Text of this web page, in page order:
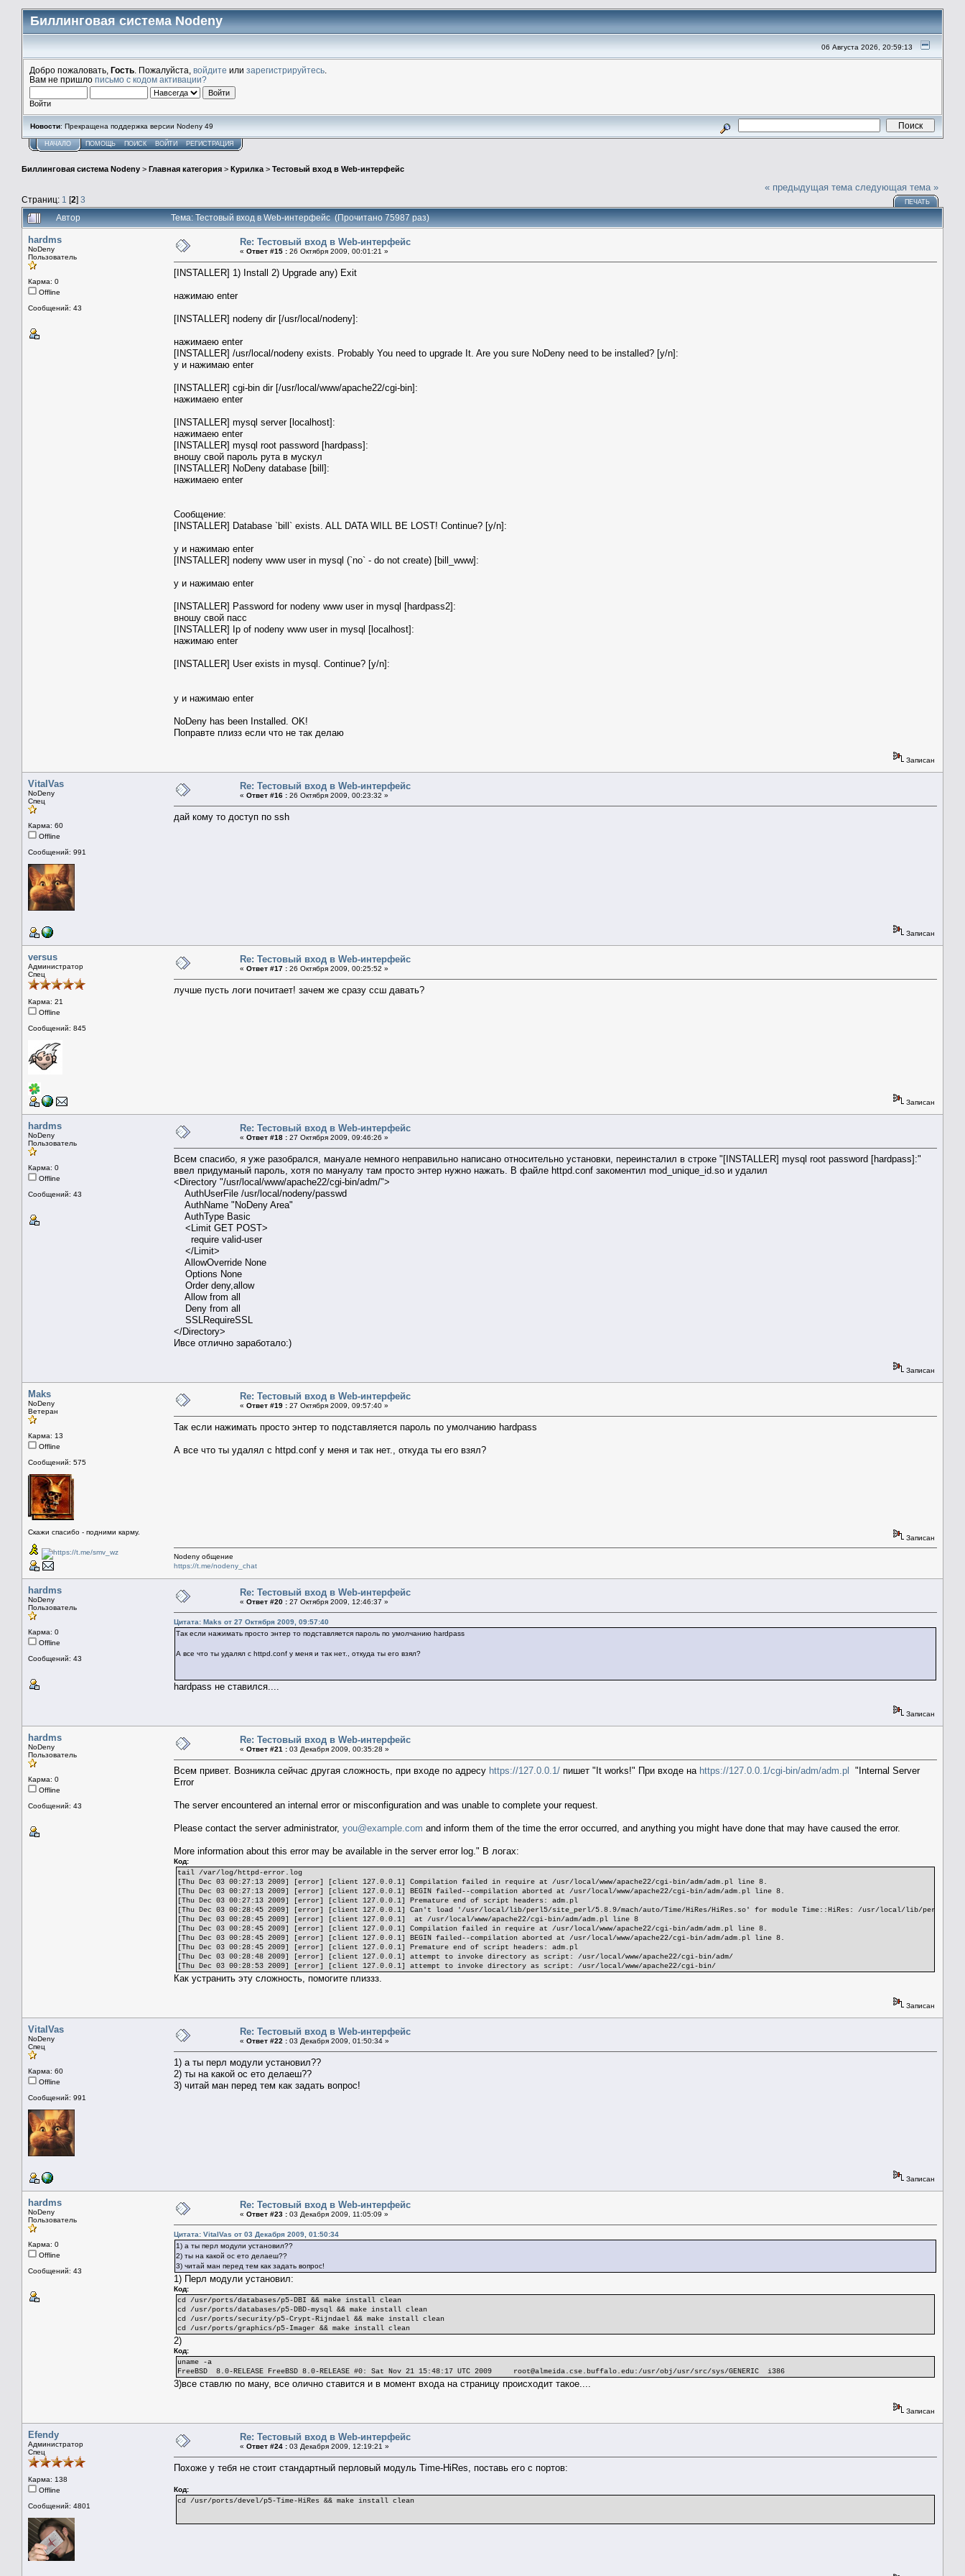
Биллинговая система Nodeny
06 Августа 2026, 20:59:13
Добро пожаловать, Гость . Пожалуйста, войдите или зарегистрируйтесь
Вам не пришло письмо с кодом активации?
Войти
Новости: Прекращена поддержка версии Nodeny 49
НАЧАЛО ПОМОЩЬ ПОИСК ВОЙТИ РЕГИСТРАЦИЯ
Биллинговая система Nodeny > Главная категория > Курилка > Тестовый вход в Web-интерфейс
Страниц: 1 [2] 3
« предыдущая тема следующая тема »
ПЕЧАТЬ
Автор Тема: Тестовый вход в Web-интерфейс (Прочитано 75987 раз)
hardms
NoDeny
Пользователь
Карма: 0
Offline
Сообщений: 43
Re: Тестовый вход в Web-интерфейс
« Ответ #15 : 26 Октября 2009, 00:01:21 »
[INSTALLER] 1) Install 2) Upgrade any) Exit
нажимаю enter
[INSTALLER] nodeny dir [/usr/local/nodeny]:
нажимаею enter
[INSTALLER] /usr/local/nodeny exists. Probably You need to upgrade It. Are you sure NoDeny need to be installed? [y/n]:
y и нажимаю enter
[INSTALLER] cgi-bin dir [/usr/local/www/apache22/cgi-bin]:
нажимаею enter
[INSTALLER] mysql server [localhost]:
нажимаею enter
[INSTALLER] mysql root password [hardpass]:
вношу свой пароль рута в мускул
[INSTALLER] NoDeny database [bill]:
нажимаею enter
Cообщение:
[INSTALLER] Database `bill` exists. ALL DATA WILL BE LOST! Continue? [y/n]:
y и нажимаю enter
[INSTALLER] nodeny www user in mysql (`no` - do not create) [bill_www]:
y и нажимаю enter
[INSTALLER] Password for nodeny www user in mysql [hardpass2]:
вношу свой пасс
[INSTALLER] Ip of nodeny www user in mysql [localhost]:
нажимаю enter
[INSTALLER] User exists in mysql. Continue? [y/n]:
y и нажимаю enter
NoDeny has been Installed. OK!
Поправте плизз если что не так делаю
Записан
VitalVas
NoDeny
Спец
Карма: 60
Offline
Сообщений: 991
Re: Тестовый вход в Web-интерфейс
« Ответ #16 : 26 Октября 2009, 00:23:32 »
дай кому то доступ по ssh
Записан
versus
Администратор
Спец
Карма: 21
Offline
Сообщений: 845
Re: Тестовый вход в Web-интерфейс
« Ответ #17 : 26 Октября 2009, 00:25:52 »
лучше пусть логи почитает! зачем же сразу ссш давать?
Записан
hardms
NoDeny
Пользователь
Карма: 0
Offline
Сообщений: 43
Re: Тестовый вход в Web-интерфейс
« Ответ #18 : 27 Октября 2009, 09:46:26 »
Всем спасибо, я уже разобрался, мануале немного неправильно написано относительно установки, переинсталил в строке "[INSTALLER] mysql root password [hardpass]:"
ввел придуманый пароль, хотя по мануалу там просто энтер нужно нажать. В файле httpd.conf закоментил mod_unique_id.so и удалил
<Directory "/usr/local/www/apache22/cgi-bin/adm/">
AuthUserFile /usr/local/nodeny/passwd
AuthName "NoDeny Area"
AuthType Basic
<Limit GET POST>
require valid-user
</Limit>
AllowOverride None
Options None
Order deny,allow
Allow from all
Deny from all
SSLRequireSSL
</Directory>
Ивсе отлично заработало:)
Записан
Maks
NoDeny
Ветеран
Карма: 13
Offline
Сообщений: 575
Скажи спасибо - подними карму.
Re: Тестовый вход в Web-интерфейс
« Ответ #19 : 27 Октября 2009, 09:57:40 »
Так если нажимать просто энтер то подставляется пароль по умолчанию hardpass
А все что ты удалял с httpd.conf у меня и так нет., откуда ты его взял?
Записан
Nodeny общение
https://t.me/nodeny_chat
hardms
NoDeny
Пользователь
Карма: 0
Offline
Сообщений: 43
Re: Тестовый вход в Web-интерфейс
« Ответ #20 : 27 Октября 2009, 12:46:37 »
Цитата: Maks от 27 Октября 2009, 09:57:40
Так если нажимать просто энтер то подставляется пароль по умолчанию hardpass
А все что ты удалял с httpd.conf у меня и так нет., откуда ты его взял?
hardpass не ставился....
Записан
hardms
NoDeny
Пользователь
Карма: 0
Offline
Сообщений: 43
Re: Тестовый вход в Web-интерфейс
« Ответ #21 : 03 Декабря 2009, 00:35:28 »
Всем привет. Возникла сейчас другая сложность, при входе по адресу https://127.0.0.1/ пишет "It works!" При входе на https://127.0.0.1/cgi-bin/adm/adm.pl "Internal Server
Error
The server encountered an internal error or misconfiguration and was unable to complete your request.
Please contact the server administrator, you@example.com and inform them of the time the error occurred, and anything you might have done that may have caused the error.
More information about this error may be available in the server error log." В логах:
Код:
tail /var/log/httpd-error.log
[Thu Dec 03 00:27:13 2009] [error] [client 127.0.0.1] Compilation failed in require at /usr/local/www/apache22/cgi-bin/adm/adm.pl line 8.
[Thu Dec 03 00:27:13 2009] [error] [client 127.0.0.1] BEGIN failed--compilation aborted at /usr/local/www/apache22/cgi-bin/adm/adm.pl line 8.
[Thu Dec 03 00:27:13 2009] [error] [client 127.0.0.1] Premature end of script headers: adm.pl
[Thu Dec 03 00:28:45 2009] [error] [client 127.0.0.1] Can't load '/usr/local/lib/perl5/site_perl/5.8.9/mach/auto/Time/HiRes/HiRes.so' for module Time::HiRes: /usr/local/lib/perl5/
[Thu Dec 03 00:28:45 2009] [error] [client 127.0.0.1] at /usr/local/www/apache22/cgi-bin/adm/adm.pl line 8
[Thu Dec 03 00:28:45 2009] [error] [client 127.0.0.1] Compilation failed in require at /usr/local/www/apache22/cgi-bin/adm/adm.pl line 8.
[Thu Dec 03 00:28:45 2009] [error] [client 127.0.0.1] BEGIN failed--compilation aborted at /usr/local/www/apache22/cgi-bin/adm/adm.pl line 8.
[Thu Dec 03 00:28:45 2009] [error] [client 127.0.0.1] Premature end of script headers: adm.pl
[Thu Dec 03 00:28:48 2009] [error] [client 127.0.0.1] attempt to invoke directory as script: /usr/local/www/apache22/cgi-bin/adm/
[Thu Dec 03 00:28:53 2009] [error] [client 127.0.0.1] attempt to invoke directory as script: /usr/local/www/apache22/cgi-bin/
Как устранить эту сложность, помогите плиззз.
Записан
VitalVas
NoDeny
Спец
Карма: 60
Offline
Сообщений: 991
Re: Тестовый вход в Web-интерфейс
« Ответ #22 : 03 Декабря 2009, 01:50:34 »
1) а ты перл модули установил??
2) ты на какой ос ето делаеш??
3) читай ман перед тем как задать вопрос!
Записан
hardms
NoDeny
Пользователь
Карма: 0
Offline
Сообщений: 43
Re: Тестовый вход в Web-интерфейс
« Ответ #23 : 03 Декабря 2009, 11:05:09 »
Цитата: VitalVas от 03 Декабря 2009, 01:50:34
1) а ты перл модули установил??
2) ты на какой ос ето делаеш??
3) читай ман перед тем как задать вопрос!
1) Перл модули установил:
Код:
cd /usr/ports/databases/p5-DBI && make install clean
cd /usr/ports/databases/p5-DBD-mysql && make install clean
cd /usr/ports/security/p5-Crypt-Rijndael && make install clean
cd /usr/ports/graphics/p5-Imager && make install clean
2)
Код:
uname -a
FreeBSD 8.0-RELEASE FreeBSD 8.0-RELEASE #0: Sat Nov 21 15:48:17 UTC 2009 root@almeida.cse.buffalo.edu:/usr/obj/usr/src/sys/GENERIC i386
3)все ставлю по ману, все олично ставится и в момент входа на страницу происходит такое....
Записан
Efendy
Администратор
Спец
Карма: 138
Offline
Сообщений: 4801
Re: Тестовый вход в Web-интерфейс
« Ответ #24 : 03 Декабря 2009, 12:19:21 »
Похоже у тебя не стоит стандартный перловый модуль Time-HiRes, поставь его с портов:
Код:
cd /usr/ports/devel/p5-Time-HiRes && make install clean